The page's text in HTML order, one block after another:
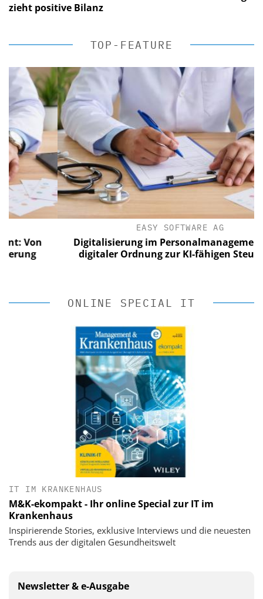
zieht positive Bilanz
TOP-FEATURE
EASY SOFTWARE AG
Digitalisierung im Personalmanagement: Von
digitaler Ordnung zur KI-fähigen Steuerung
ONLINE SPECIAL IT
IT IM KRANKENHAUS
M&K-ekompakt - Ihr online Special zur IT im
Krankenhaus
Inspirierende Stories, exklusive Interviews und die neuesten
Trends aus der digitalen Gesundheitswelt
Newsletter & e-Ausgabe